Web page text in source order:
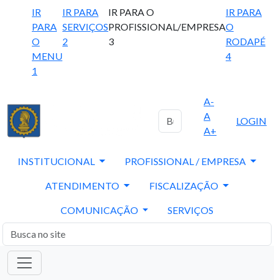
IR
PARA
O
MENU
1
IR PARA
SERVIÇOS
2
IR PARA O
PROFISSIONAL/EMPRESA
3
IR PARA
O
RODAPÉ
4
A-
A
A+
LOGIN
INSTITUCIONAL PROFISSIONAL / EMPRESA
ATENDIMENTO FISCALIZAÇÃO
COMUNICAÇÃO SERVIÇOS